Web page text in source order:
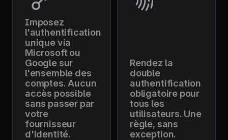
Imposez
l'authentification
unique via
Microsoft ou
Google sur
l'ensemble des
comptes. Aucun
accès possible
sans passer par
votre
fournisseur
d'identité.
Rendez la
double
authentification
obligatoire pour
tous les
utilisateurs. Une
règle, sans
exception.